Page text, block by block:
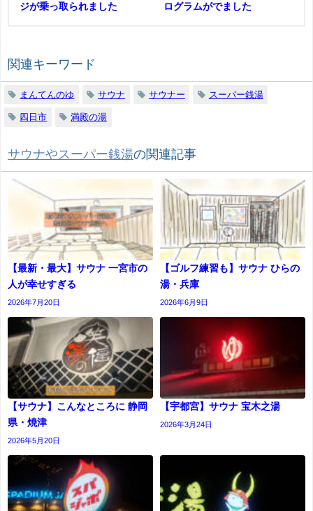
ジが乗っ取られました
ログラムがでました
関連キーワード
まんてんのゆ サウナ サウナー スーパー銭湯
四日市 満殿の湯
サウナやスーパー銭湯の関連記事
【最新・最大】サウナ 一宮市の
人が幸せすぎる
2026年7月20日
【ゴルフ練習も】サウナ ひらの
湯・兵庫
2026年6月9日
【サウナ】こんなところに 静岡
県・焼津
2026年5月20日
【宇都宮】サウナ 宝木之湯
2026年3月24日